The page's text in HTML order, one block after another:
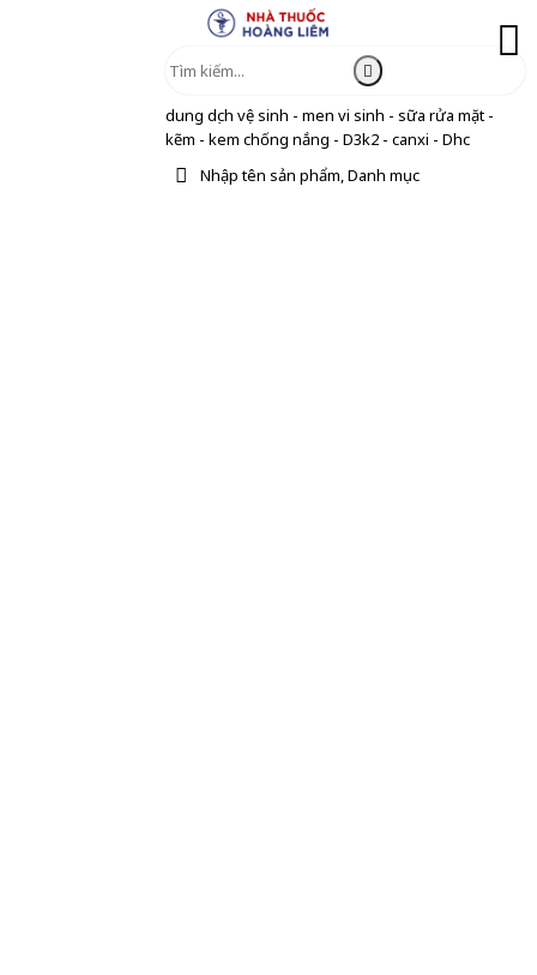
dung dịch vệ sinh - men vi sinh - sữa rửa mặt -
kẽm - kem chống nắng - D3k2 - canxi - Dhc
Nhập tên sản phẩm, Danh mục